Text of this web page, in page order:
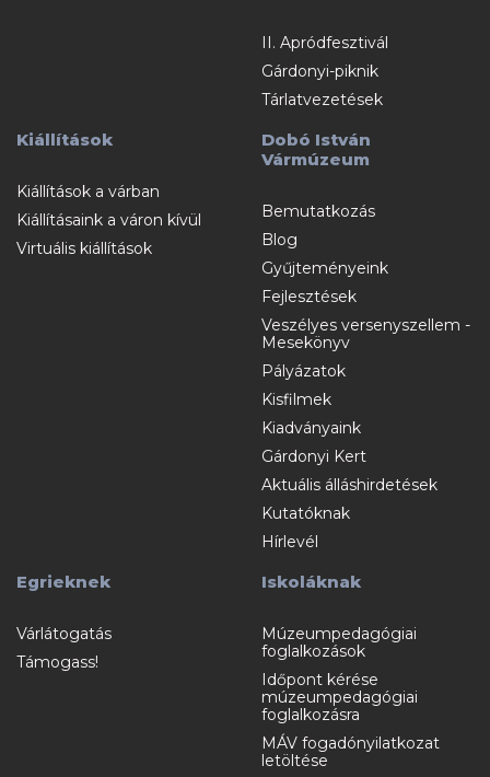
II. Apródfesztivál
Gárdonyi-piknik
Tárlatvezetések
Kiállítások
Kiállítások a várban
Kiállításaink a váron kívül
Virtuális kiállítások
Dobó István
Vármúzeum
Bemutatkozás
Blog
Gyűjteményeink
Fejlesztések
Veszélyes versenyszellem -
Mesekönyv
Pályázatok
Kisfilmek
Kiadványaink
Gárdonyi Kert
Aktuális álláshirdetések
Kutatóknak
Hírlevél
Egrieknek
Várlátogatás
Támogass!
Iskoláknak
Múzeumpedagógiai
foglalkozások
Időpont kérése
múzeumpedagógiai
foglalkozásra
MÁV fogadónyilatkozat
letöltése